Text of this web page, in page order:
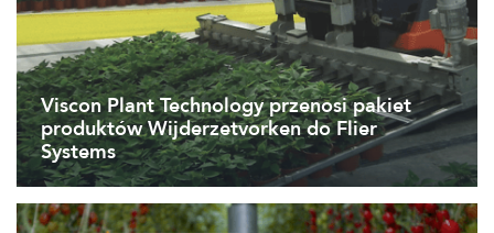
Viscon Plant Technology przenosi pakiet
produktów Wijderzetvorken do Flier
Systems